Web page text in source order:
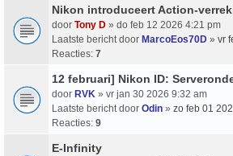
Nikon introduceert Action-
door Tony D » do feb 12 2026 4:21 pm
Laatste bericht door MarcoEos70D » vr
Reacties: 7
12 februari] Nikon ID:
door RVK » vr jan 30 2026 9:32 am
Laatste bericht door Odin » zo feb 01
Reacties: 9
E-Infinity